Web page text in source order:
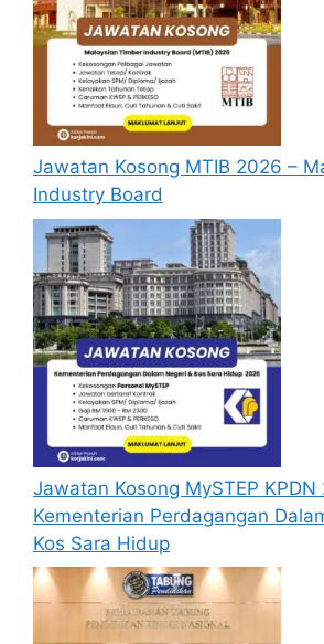
Jawatan Kosong MTIB 2026 –
Industry Board
Jawatan Kosong MySTEP KPDN
Kementerian Perdagangan
Kos Sara Hidup